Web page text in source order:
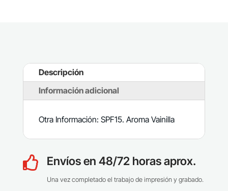
Descripción
Información adicional
Otra Información: SPF15. Aroma Vainilla
 Envíos en 48/72 horas aprox.
Una vez completado el trabajo de impresión y grabado.